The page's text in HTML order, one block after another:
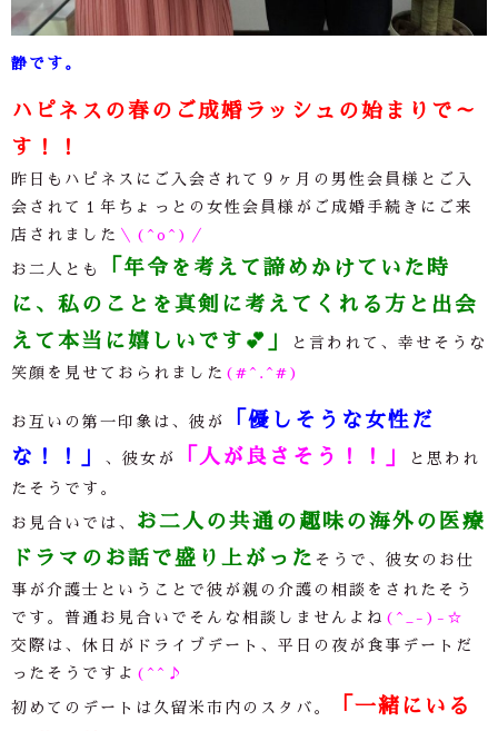
静です。
ハピネスの春のご成婚ラッシュの始まりで～
す！！
昨日もハピネスにご入会されて９ヶ月の男性会員様とご入
会されて１年ちょっとの女性会員様がご成婚手続きにご来
店されました ＼(^o^)／
お二人とも
「年令を考えて諦めかけていた時
に、私のことを真剣に考えてくれる方と出会
えて本当に嬉しいです 💕
と言われて、幸せそうな
笑顔を見せておられました (#^.^#)
お互いの第一印象は、彼が
「優しそうな女性だ
な！！」
、彼女が 「人が良さそう！！」
と思われ
たそうです。
お見合いでは、
お二人の共通の趣味の海外の医療
ドラマのお話で盛り上がった そうで、彼女のお仕
事が介護士ということで彼が親の介護の相談をされたそう
です。普通お見合いでそんな相談しませんよね (^_-)-☆
交際は、休日がドライブデート、平日の夜が食事デートだ
ったそうですよ (^^♪
初めてのデートは久留米市内のスタバ。
「一緒にいる